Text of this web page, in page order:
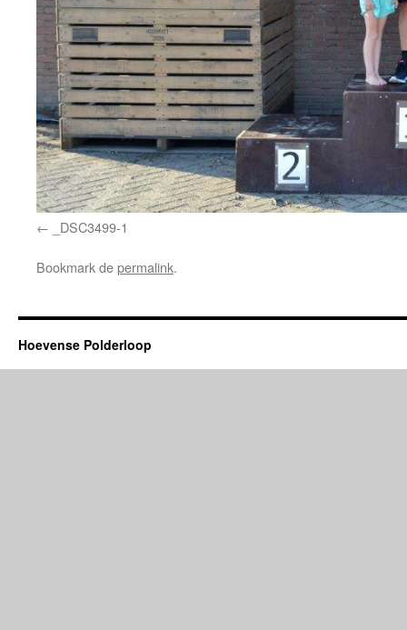
_DSC3499-1
Bookmark depermalink.
Hoevense Polderloop